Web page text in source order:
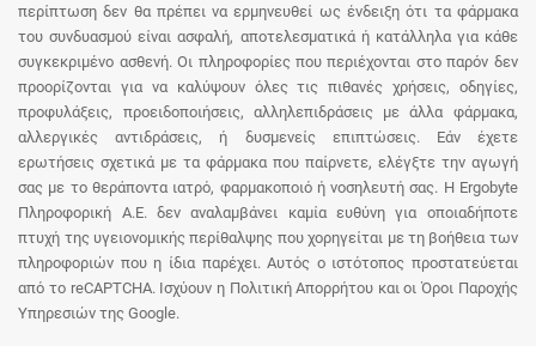
περίπτωση δεν θα πρέπει να ερμηνευθεί ως ένδειξη ότι τα φάρμακα
του συνδυασμού είναι ασφαλή, αποτελεσματικά ή κατάλληλα για κάθε
συγκεκριμένο ασθενή. Οι πληροφορίες που περιέχονται στο παρόν δεν
προορίζονται για να καλύψουν όλες τις πιθανές χρήσεις, οδηγίες,
προφυλάξεις, προειδοποιήσεις, αλληλεπιδράσεις με άλλα φάρμακα,
αλλεργικές αντιδράσεις, ή δυσμενείς επιπτώσεις. Εάν έχετε
ερωτήσεις σχετικά με τα φάρμακα που παίρνετε, ελέγξτε την αγωγή
σας με το θεράποντα ιατρό, φαρμακοποιό ή νοσηλευτή σας. Η Ergobyte
Πληροφορική Α.Ε. δεν αναλαμβάνει καμία ευθύνη για οποιαδήποτε
πτυχή της υγειονομικής περίθαλψης που χορηγείται με τη βοήθεια των
πληροφοριών που η ίδια παρέχει. Αυτός ο ιστότοπος προστατεύεται
από το reCAPTCHA. Ισχύουν η Πολιτική Απορρήτου και οι Όροι Παροχής
Υπηρεσιών της Google.